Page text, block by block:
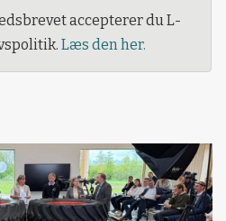
accepterer du L-
Læs den her.